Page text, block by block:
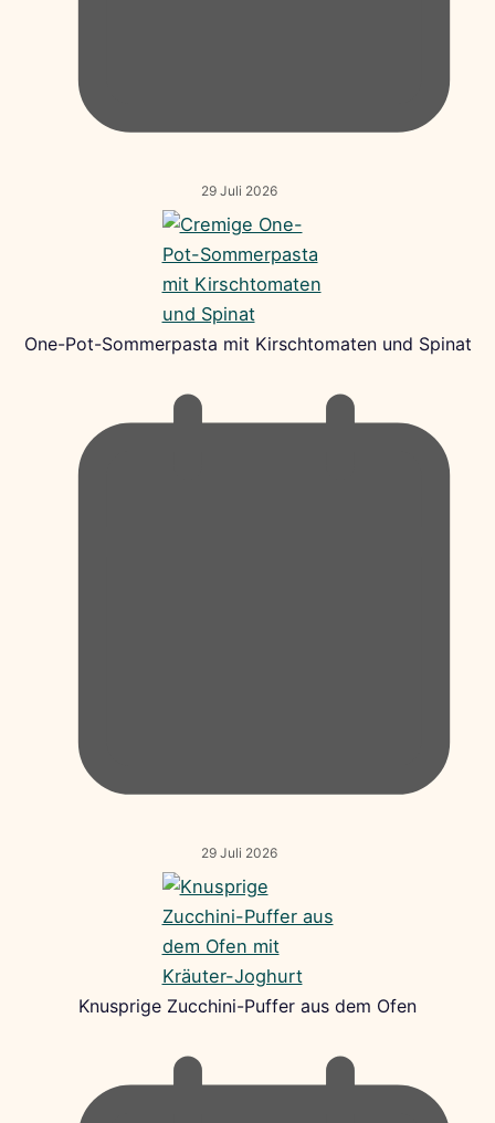
29 Juli 2026
One-Pot-Sommerpasta mit Kirschtomaten und Spinat
29 Juli 2026
Knusprige Zucchini-Puffer aus dem Ofen